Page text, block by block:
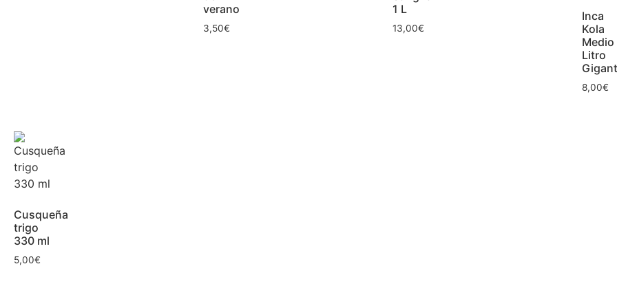
verano
3,50€
1 L
13,00€
Inca
Kola
Medio
Litro
8,00€
Cusqueña
trigo
330 ml
5,00€